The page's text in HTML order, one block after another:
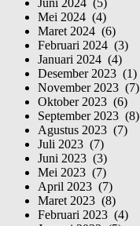
Mei 2024 (4)
Maret 2024 (6)
Februari 2024 (3)
Januari 2024 (4)
Desember 2023 (1)
November 2023 (7)
Oktober 2023 (6)
September 2023 (8)
Agustus 2023 (7)
Juli 2023 (7)
Juni 2023 (3)
Mei 2023 (7)
April 2023 (7)
Maret 2023 (8)
Februari 2023 (4)